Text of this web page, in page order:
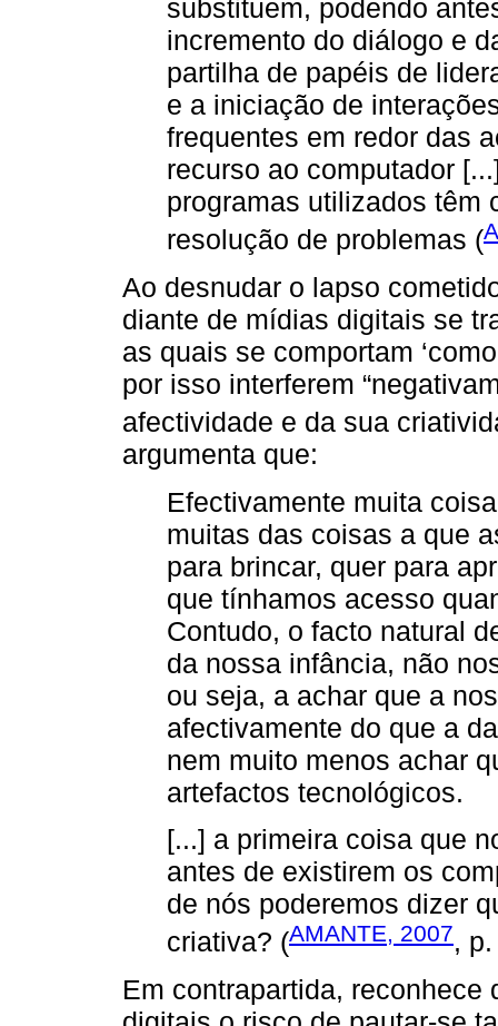
substituem, podendo
incremento do diálogo e
partilha de papéis de
e a iniciação de
frequentes em redor das
recurso ao computador
programas utilizados têm
resolução de problemas (
Ao desnudar o lapso
diante de mídias digitais se
as quais se comportam
por isso interferem
afectividade e da sua
argumenta que:
Efectivamente muita
muitas das coisas a que
para brincar, quer para
que tínhamos acesso
Contudo, o facto natural
da nossa infância, não
ou seja, a achar que a
afectivamente do que a
nem muito menos achar
artefactos tecnológicos.
[...] a primeira coisa que
antes de existirem os
de nós poderemos dizer
criativa? (AMANTE, 2007,
Em contrapartida,